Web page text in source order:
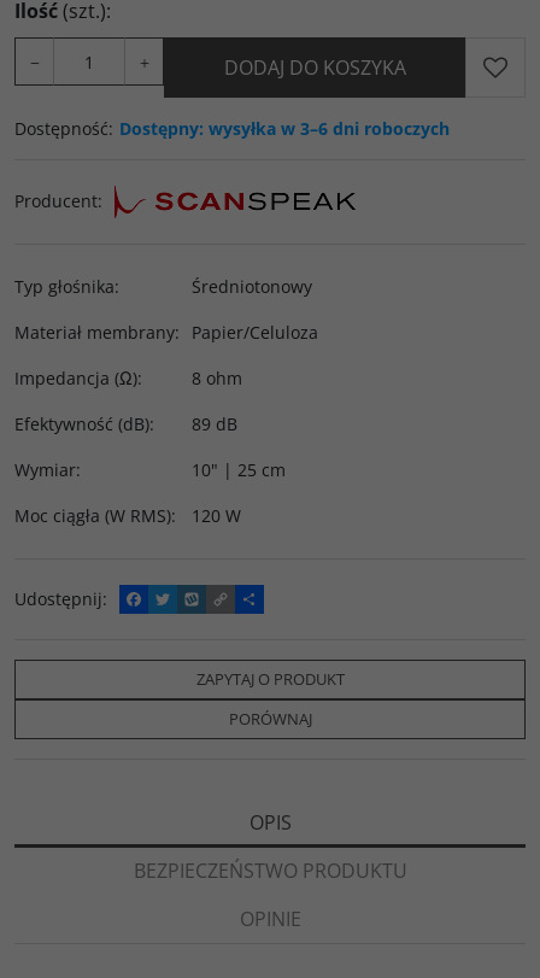
Ilość(szt.):
− + DODAJ DO KOSZYKA
Dostępność: Dostępny: wysyłka w 3–6 dni roboczych
Producent:
Typ głośnika:
Średniotonowy
Materiał membrany:
Papier/Celuloza
Impedancja (Ω):
8 ohm
Efektywność (dB):
89 dB
Wymiar:
10" | 25 cm
Moc ciągła (W RMS): 120 W
Udostępnij:
F
a
e
o
k
T
w
t
e
W
y
o
p
C
o
y
L
i
n
k
P
o
z
i
e
l
s
ZAPYTAJ O PRODUKT
PORÓWNAJ
OPIS
BEZPIECZEŃSTWO PRODUKTU
OPINIE